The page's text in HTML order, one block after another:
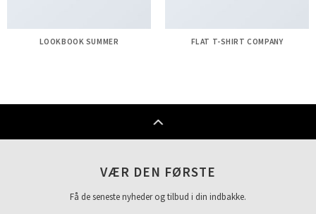
LOOKBOOK SUMMER FLAT T-SHIRT COMPANY
VÆR DEN FØRSTE
Få de seneste nyheder og tilbud i din indbakke.